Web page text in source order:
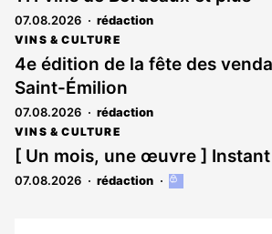
07.08.2026 rédaction
VINS & CULTURE
4e édition de la fête des
Saint-Émilion
07.08.2026 rédaction
VINS & CULTURE
[ Un mois, une œuvre ]
07.08.2026 rédaction
Cet